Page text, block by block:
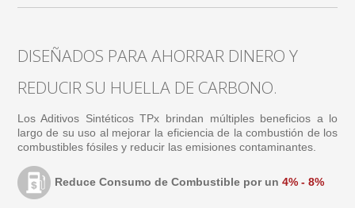
DISEÑADOS PARA AHORRAR DINERO Y
REDUCIR SU HUELLA DE CARBONO.
Los Aditivos Sintéticos TPx brindan múltiples beneficios a lo
largo de su uso al mejorar la eficiencia de la combustión de los
combustibles fósiles y reducir las emisiones contaminantes.
Reduce Consumo de Combustible por un 4% - 8%